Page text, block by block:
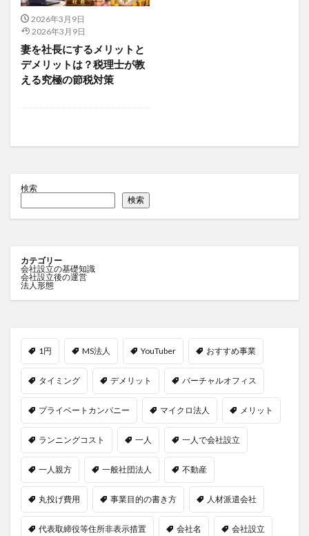
2026年3月9日
2026年3月9日
妻を社長にするメリットと
デメリットは？税理士が教
える究極の節税対策
検索
検索
カテゴリー
会社設立の基礎知識
会社設立後の運営
法人形態
1円 MS法人 YouTuber おすすめ事業
タイミング デメリット バーチャルオフィス
プライベートカンパニー マイクロ法人 メリット
ランニングコスト 一人 一人で会社設立
一人親方 一般社団法人 不動産
丸投げ費用 事業目的の書き方 人材派遣会社
代表取締役等住所非表示措置 会社名 会社設立